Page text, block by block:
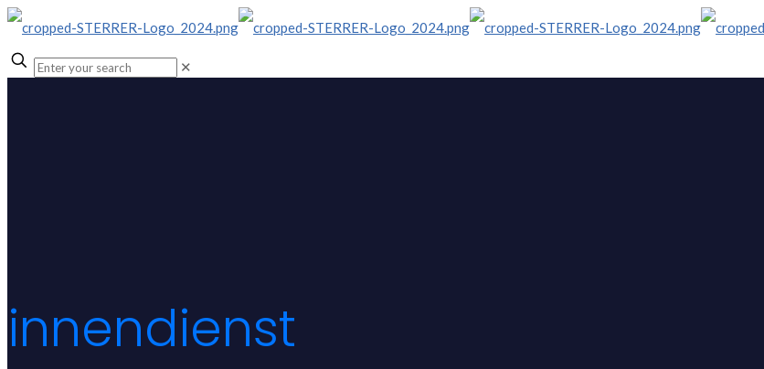
✕
innendienst